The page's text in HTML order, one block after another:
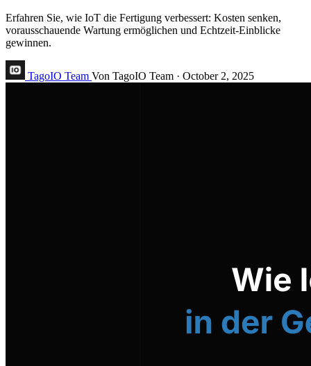
Erfahren Sie, wie IoT die Fertigung verbessert: Kosten senken,
vorausschauende Wartung ermöglichen und Echtzeit-Einblicke
gewinnen.
TagoIO Team Von TagoIO Team · October 2, 2025